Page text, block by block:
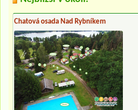
Chatová osada Nad Rybníkem